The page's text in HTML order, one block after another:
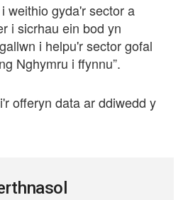
weithio gyda'r sector a
i sicrhau ein bod yn
i helpu'r sector gofal
Nghymru i ffynnu”.
offeryn data ar ddiwedd y